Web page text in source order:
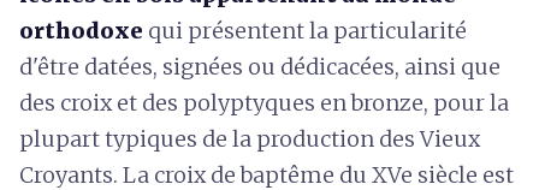
orthodoxe qui présentent la particularité
d'être datées, signées ou dédicacées, ainsi que
des croix et des polyptyques en bronze, pour la
plupart typiques de la production des Vieux
Croyants. La croix de baptême du XVe siècle est